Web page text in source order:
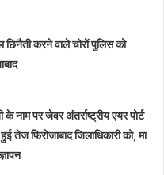
छिनैती करने वाले चोरों पुलिस को
नाम पर जेवर अंतर्राष्ट्रीय एयर पोर्ट
तेज फिरोजाबाद जिलाधिकारी को, मा